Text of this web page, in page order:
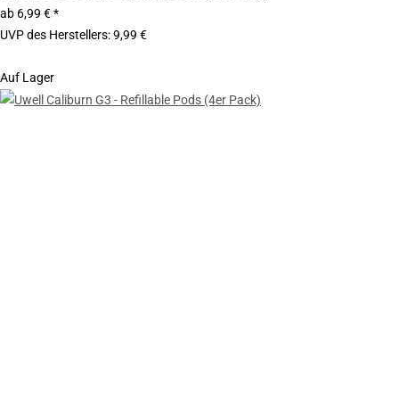
ab 6,99 €*
UVP des Herstellers:9,99 €
Auf Lager